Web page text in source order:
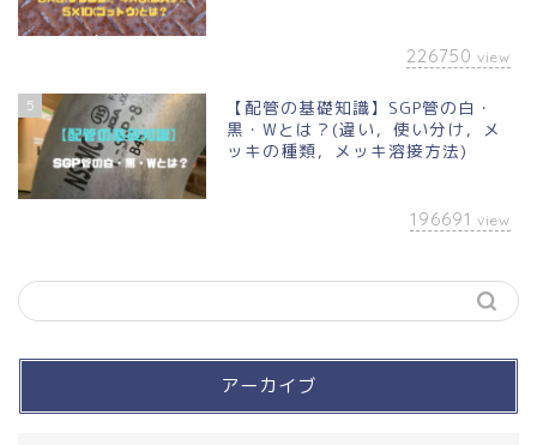
226750 view
5
【配管の基礎知識】SGP管の白・
黒・Wとは？(違い，使い分け，メ
ッキの種類，メッキ溶接方法)
196691 view
アーカイブ